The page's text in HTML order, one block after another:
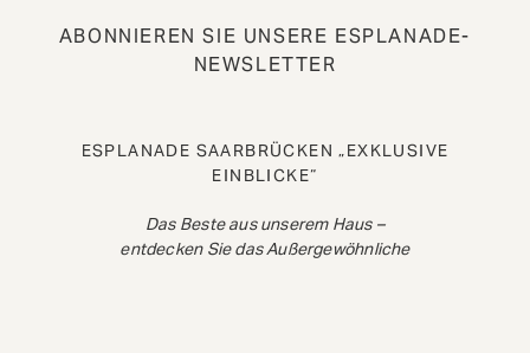
ABONNIEREN SIE UNSERE ESPLANADE-
NEWSLETTER
ESPLANADE SAARBRÜCKEN „EXKLUSIVE
EINBLICKE“
Das Beste aus unserem Haus –
entdecken Sie das Außergewöhnliche